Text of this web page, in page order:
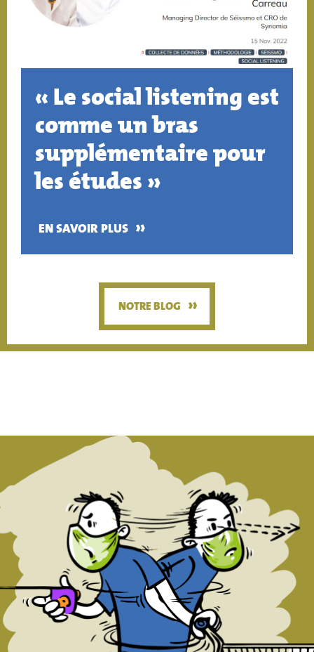
« Le social listening est
comme un bras
supplémentaire pour
les études »
EN SAVOIR PLUS »
NOTRE BLOG »